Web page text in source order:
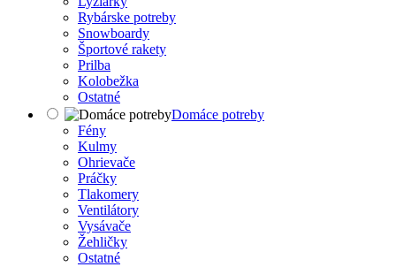
Rybárske potreby
Snowboardy
Športové rakety
Prilba
Kolobežka
Ostatné
Domáce potreby
Fény
Kulmy
Ohrievače
Práčky
Tlakomery
Ventilátory
Vysávače
Žehličky
Ostatné